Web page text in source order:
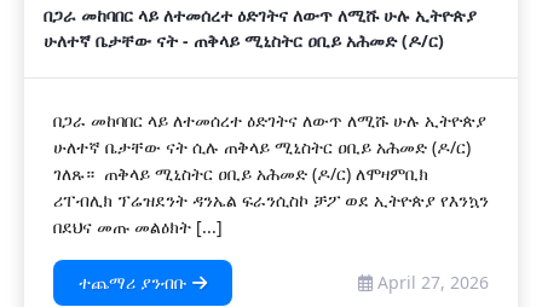
በጋራ መከባበር ላይ ለተመሰረተ ዕድገትና ለውጥ ለሚሹ ሁሉ ኢትዮጵያ
ሁለተኛ ቤታቸው ናት - ጠቅላይ ሚኒስትር ዐቢይ አሕመድ (ዶ/ር)
በጋራ መከባበር ላይ ለተመሰረተ ዕድገትና ለውጥ ለሚሹ ሁሉ ኢትዮጵያ
ሁለተኛ ቤታቸው ናት ሲሉ ጠቅላይ ሚኒስትር ዐቢይ አሕመድ (ዶ/ር)
ገለጹ። ጠቅላይ ሚኒስትር ዐቢይ አሕመድ (ዶ/ር) ለሞዛምቢክ
ሪፐብሊክ ፕሬዝደንት ዳንኤል ፍራንሲስኮ ቻፖ ወደ ኢትዮጵያ የእንኳን
በደህና መጡ መልዕክት [...]
ተጨማሪ ያንብቡ April 27, 2026